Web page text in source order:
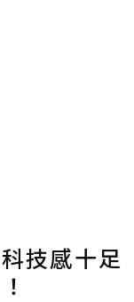
技感十足